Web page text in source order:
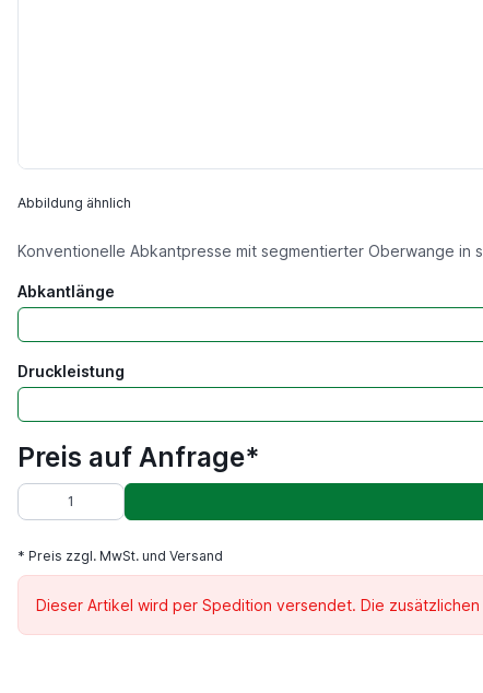
Abbildung ähnlich
Konventionelle Abkantpresse mit segmentierter Oberwange in
Abkantlänge
Druckleistung
Preis auf Anfrage*
* Preis zzgl. MwSt. und Versand
Dieser Artikel wird per Spedition versendet. Die